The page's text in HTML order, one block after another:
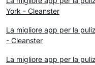
York - Cleanster
La migliore app per la
- Cleanster
La migliore app per la